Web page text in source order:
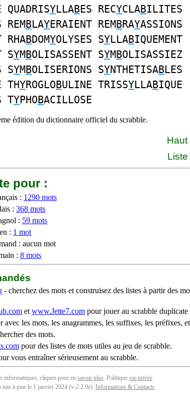
QUADRISYLLABES RECYCLABILITES
REMBLAYERAIENT REMBRAYASSIONS
RHABDOMYOLYSES SYLLABIQUEMENT
SYMBOLISASSENT SYMBOLISASSIEZ
SYMBOLISERIONS SYNTHETISABLES
THYROGLOBULINE TRISSYLLABIQUE
TYPHOBACILLOSE
édition du dictionnaire officiel du scrabble.
pour :
: 1290 mots
: 368 mots
: 59 mots
: 1 mot
: aucun mot
: 8 mots
- cherchez des mots et construisez des listes à partir des
et www.Jette7.com pour jouer au scrabble
avec les mots, les anagrammes, les suffixes, les préfixes,
des mots.
pour des listes de mots utiles au jeu de scrabble.
vous entraîner sérieusement au scrabble.
informatiques, cliquez pour en savoir plus. Politique vie privée.
à jour le 1 janvier 2024 (v-2.2.0z). Informations & Contacts.